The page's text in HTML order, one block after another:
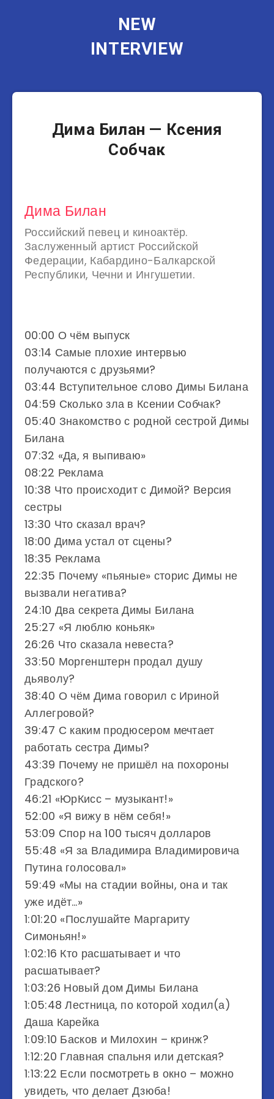
NEW
INTERVIEW
Музыканты
Дима Билан — Ксения
Собчак
Дима Билан
Российский певец и киноактёр.
Заслуженный артист Российской
Федерации, Кабардино-Балкарской
Республики, Чечни и Ингушетии.
00:00 О чём выпуск
03:14 Самые плохие интервью
получаются с друзьями?
03:44 Вступительное слово Димы Билана
04:59 Сколько зла в Ксении Собчак?
05:40 Знакомство с родной сестрой Димы
Билана
07:32 «Да, я выпиваю»
08:22 Реклама
10:38 Что происходит с Димой? Версия
сестры
13:30 Что сказал врач?
18:00 Дима устал от сцены?
18:35 Реклама
22:35 Почему «пьяные» сторис Димы не
вызвали негатива?
24:10 Два секрета Димы Билана
25:27 «Я люблю коньяк»
26:26 Что сказала невеста?
33:50 Моргенштерн продал душу
дьяволу?
38:40 О чём Дима говорил с Ириной
Аллегровой?
39:47 С каким продюсером мечтает
работать сестра Димы?
43:39 Почему не пришёл на похороны
Градского?
46:21 «ЮрКисс – музыкант!»
52:00 «Я вижу в нём себя!»
53:09 Спор на 100 тысяч долларов
55:48 «Я за Владимира Владимировича
Путина голосовал»
59:49 «Мы на стадии войны, она и так
уже идёт…»
1:01:20 «Послушайте Маргариту
Симоньян!»
1:02:16 Кто расшатывает и что
расшатывает?
1:03:26 Новый дом Димы Билана
1:05:48 Лестница, по которой ходил(а)
Даша Карейка
1:09:10 Басков и Милохин – кринж?
1:12:20 Главная спальня или детская?
1:13:22 Если посмотреть в окно – можно
увидеть, что делает Дзюба!